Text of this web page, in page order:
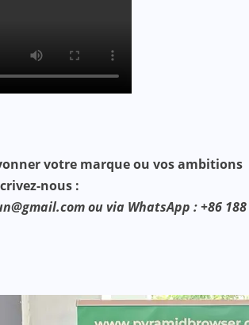
votre marque ou vos ambitions
nous :
ou via WhatsApp : +86 188